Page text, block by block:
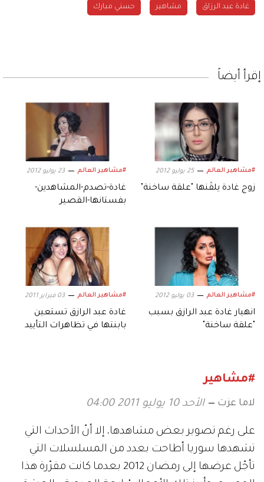
غادة عبد الرزاق مشاهير حسني مبارك
إقرأ أيضاً
#مشاهير العالم 25 يوليو 2012
زوج غادة يلقّنها "علقة ساخنة"
#مشاهير العالم 23 يوليو 2012
غادة-تصدم-المشاهدين-
بفستانها-القصير
#مشاهير العالم 03 يوليو 2012
انهيار غادة عبد الرازق بسبب
"علقة ساخنة"
#مشاهير العالم 03 فبراير 2011
غادة عبد الرازق تستعين
بابنتها في تظاهرات التأييد
#مشاهير
لاما عزت الأحد 10 يوليو 2011 04:00
على رغم تصوير بعض مشاهدها، إلا أنّ الأحداث التي
تشهدها سوريا أطاحت بعدد من المسلسلات التي
تأجّل عرضها إلى رمضان 2012 بعدما كانت مقرّرة هذا